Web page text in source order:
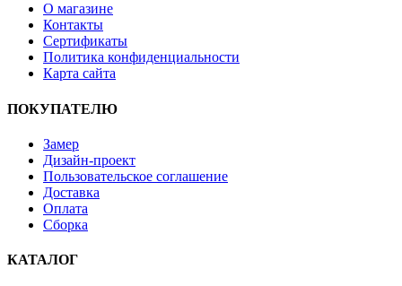
О магазине
Контакты
Сертификаты
Политика конфиденциальности
Карта сайта
ПОКУПАТЕЛЮ
Замер
Дизайн-проект
Пользовательское соглашение
Доставка
Оплата
Сборка
КАТАЛОГ